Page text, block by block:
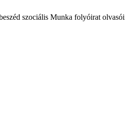
szociális Munka folyóirat